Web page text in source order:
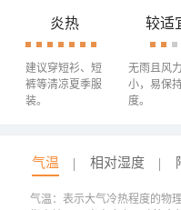
炎热
建议穿短衫、短
裤等清凉夏季服
装。
较适
无雨且风
小，易保
度。
气温 相对湿度
气温：表示大气冷热程度的物